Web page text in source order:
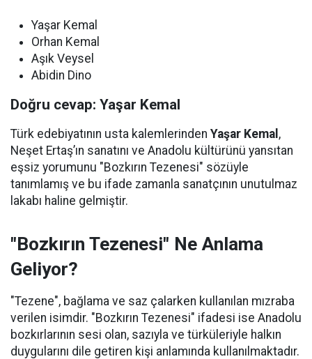
Yaşar Kemal
Orhan Kemal
Aşık Veysel
Abidin Dino
Doğru cevap: Yaşar Kemal
Türk edebiyatının usta kalemlerinden Yaşar Kemal ,
Neşet Ertaş’ın sanatını ve Anadolu kültürünü yansıtan
eşsiz yorumunu "Bozkırın Tezenesi" sözüyle
tanımlamış ve bu ifade zamanla sanatçının unutulmaz
lakabı haline gelmiştir.
"Bozkırın Tezenesi" Ne Anlama
Geliyor?
"Tezene", bağlama ve saz çalarken kullanılan mızraba
verilen isimdir. "Bozkırın Tezenesi" ifadesi ise Anadolu
bozkırlarının sesi olan, sazıyla ve türküleriyle halkın
duygularını dile getiren kişi anlamında kullanılmaktadır.